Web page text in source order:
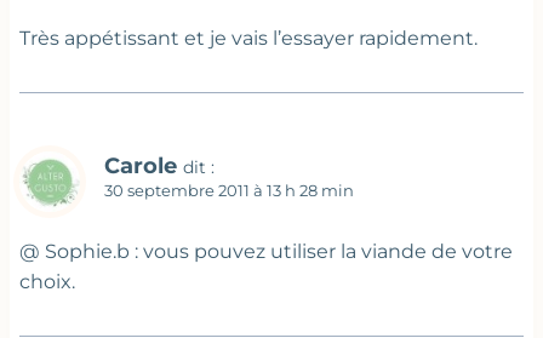
Très appétissant et je vais l’essayer rapidement.
Carole dit :
30 septembre 2011 à 13 h 28 min
@ Sophie.b : vous pouvez utiliser la viande de votre
choix.